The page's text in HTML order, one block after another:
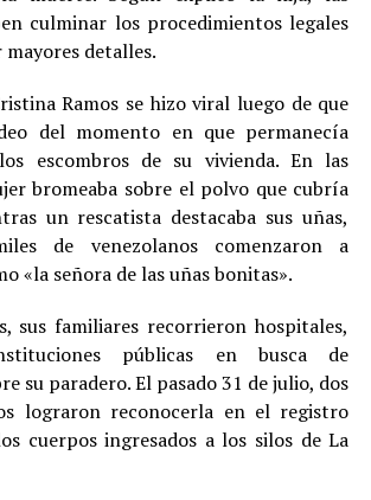
culminar los procedimientos legales
detalles.
Ramos se hizo viral luego de que
del momento en que permanecía
escombros de su vivienda. En las
bromeaba sobre el polvo que cubría
un rescatista destacaba sus uñas,
de venezolanos comenzaron a
«la señora de las uñas bonitas».
sus familiares recorrieron hospitales,
públicas en busca de
su paradero. El pasado 31 de julio, dos
lograron reconocerla en el registro
cuerpos ingresados a los silos de La